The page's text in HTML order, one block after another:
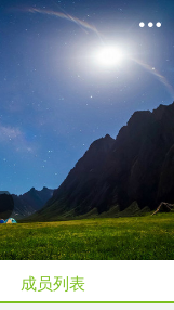

成员列表